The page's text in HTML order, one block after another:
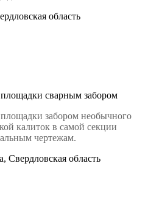
область
сварным забором
забором необычного
калиток в самой секции
чертежам.
Свердловская область